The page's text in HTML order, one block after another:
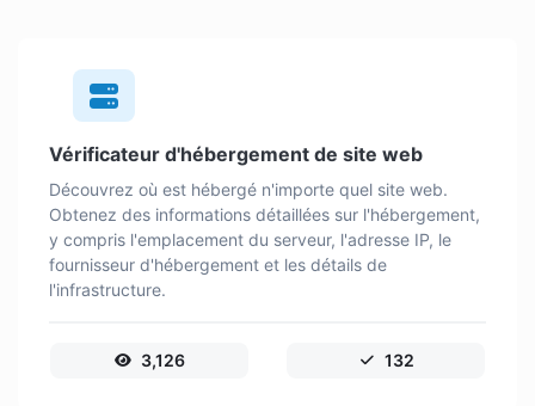
Vérificateur d'hébergement de site web
Découvrez où est hébergé n'importe quel site web.
Obtenez des informations détaillées sur l'hébergement,
y compris l'emplacement du serveur, l'adresse IP, le
fournisseur d'hébergement et les détails de
l'infrastructure.
3,126 132